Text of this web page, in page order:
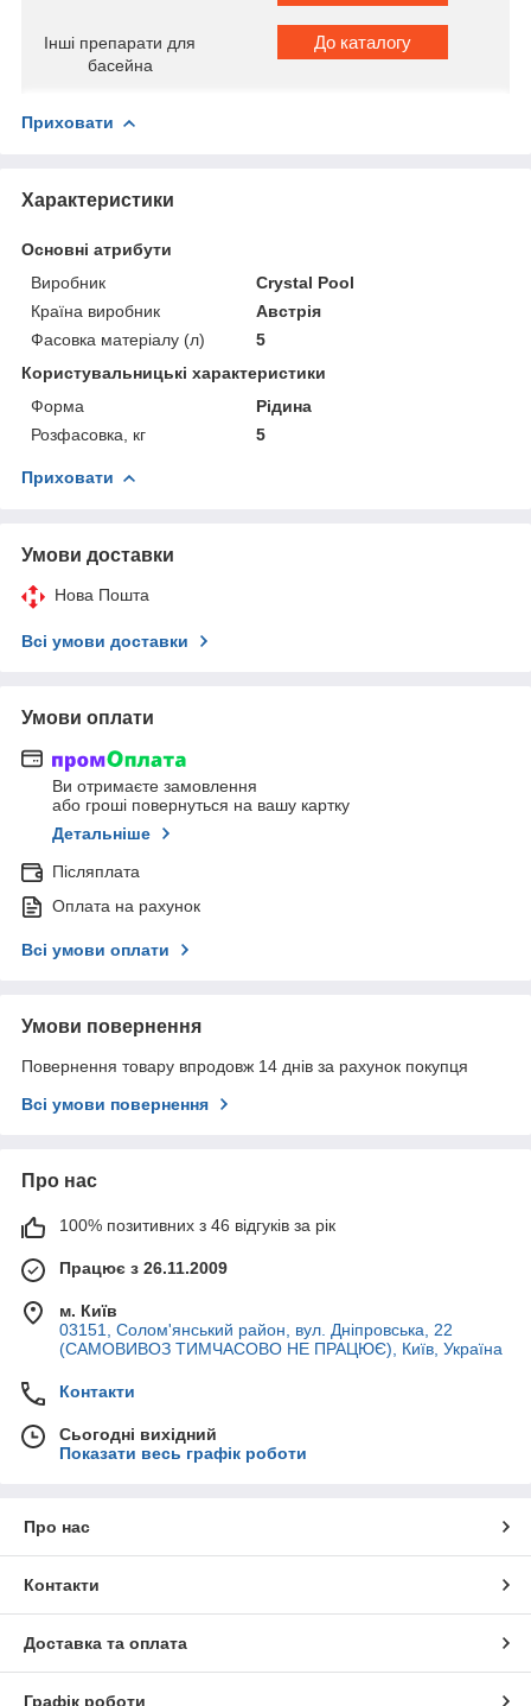
Інші препарати для
басейна
До каталогу
Приховати
Характеристики
Основні атрибути
Виробник
Crystal Pool
Країна виробник
Австрія
Фасовка матеріалу (л)
5
Користувальницькі характеристики
Форма
Рідина
Розфасовка, кг
5
Приховати
Умови доставки
Нова Пошта
Всі умови доставки
Умови оплати
Ви отримаєте замовлення
або гроші повернуться на вашу картку
Детальніше
Післяплата
Оплата на рахунок
Всі умови оплати
Умови повернення
Повернення товару впродовж 14 днів за рахунок покупця
Всі умови повернення
Про нас
100% позитивних з 46 відгуків за рік
Працює з 26.11.2009
м. Київ
03151, Солом'янський район, вул. Дніпровська, 22
(САМОВИВОЗ ТИМЧАСОВО НЕ ПРАЦЮЄ), Київ, Україна
Контакти
Сьогодні вихідний
Показати весь графік роботи
Про нас
Контакти
Доставка та оплата
Графік роботи